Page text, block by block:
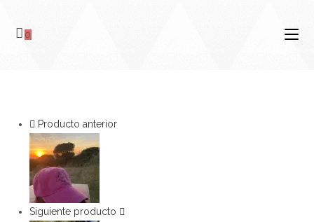
0
Producto anterior
Siguiente producto